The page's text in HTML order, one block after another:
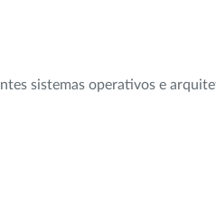
sistemas operativos e